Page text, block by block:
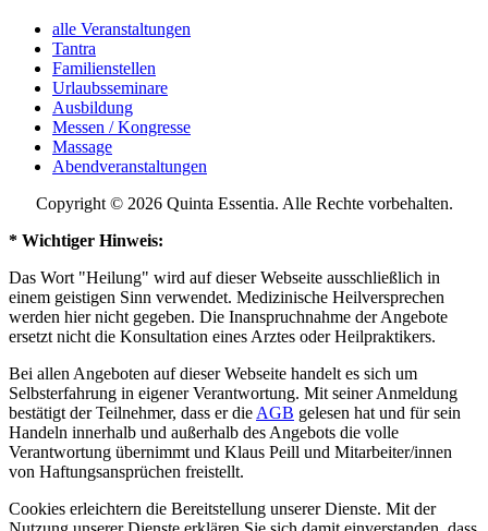
alle Veranstaltungen
Tantra
Familienstellen
Urlaubsseminare
Ausbildung
Messen / Kongresse
Massage
Abendveranstaltungen
Copyright © 2026 Quinta Essentia. Alle Rechte vorbehalten.
* Wichtiger Hinweis:
Das Wort "Heilung" wird auf dieser Webseite ausschließlich in
einem geistigen Sinn verwendet. Medizinische Heilversprechen
werden hier nicht gegeben. Die Inanspruchnahme der Angebote
ersetzt nicht die Konsultation eines Arztes oder Heilpraktikers.
Bei allen Angeboten auf dieser Webseite handelt es sich um
Selbsterfahrung in eigener Verantwortung. Mit seiner Anmeldung
bestätigt der Teilnehmer, dass er die AGB gelesen hat und für sein
Handeln innerhalb und außerhalb des Angebots die volle
Verantwortung übernimmt und Klaus Peill und Mitarbeiter/innen
von Haftungsansprüchen freistellt.
Cookies erleichtern die Bereitstellung unserer Dienste. Mit der